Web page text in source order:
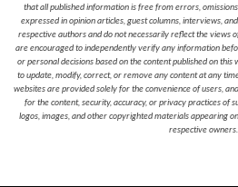
that all published information is free from errors,
expressed in opinion articles, guest columns, interviews,
respective authors and do not necessarily reflect the views
are encouraged to independently verify any information
or personal decisions based on the content published on
to update, modify, correct, or remove any content at any
websites are provided solely for the convenience of users,
for the content, security, accuracy, or privacy practices of
logos, images, and other copyrighted materials appearing
respective owners.